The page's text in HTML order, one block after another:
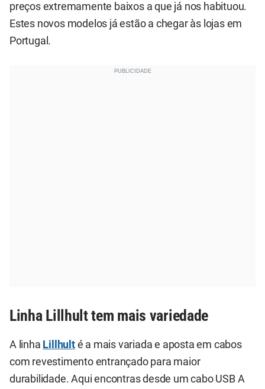
preços extremamente baixos a que já nos habituou.
Estes novos modelos já estão a chegar às lojas em
Portugal.
Linha Lillhult tem mais variedade
A linha Lillhulté a mais variada e aposta em cabos
com revestimento entrançado para maior
durabilidade. Aqui encontras desde um cabo USB A